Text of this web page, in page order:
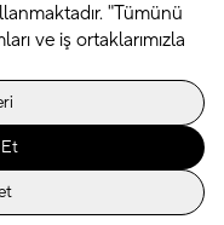
saklıdır
"Tümünü
ve iş ortaklarımızla